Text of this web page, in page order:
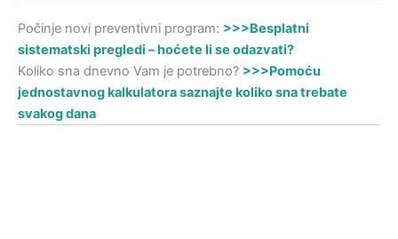
Počinje novi preventivni program: >>>Besplatni
sistematski pregledi – hoćete li se odazvati?
Koliko sna dnevno Vam je potrebno? >>>Pomoću
jednostavnog kalkulatora saznajte koliko sna trebate
svakog dana